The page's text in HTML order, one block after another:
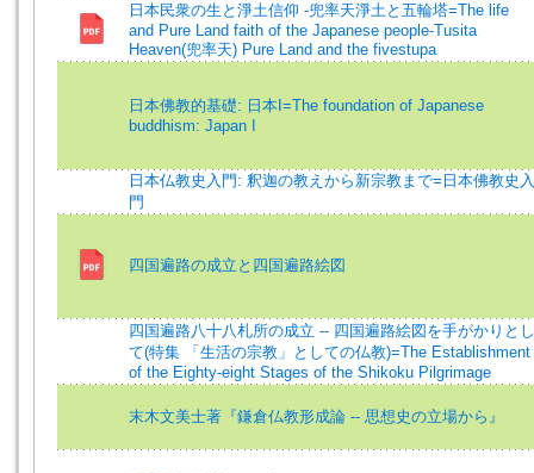
日本民衆の生と淨土信仰 -兜率天淨土と五輪塔=The life
and Pure Land faith of the Japanese people-Tusita
Heaven(兜率天) Pure Land and the fivestupa
日本佛教的基礎: 日本I=The foundation of Japanese
buddhism: Japan I
日本仏教史入門: 釈迦の教えから新宗教まで=日本佛教史入
門
四国遍路の成立と四国遍路絵図
四国遍路八十八札所の成立 -- 四国遍路絵図を手がかりとし
て(特集 「生活の宗教」としての仏教)=The Establishment
of the Eighty-eight Stages of the Shikoku Pilgrimage
末木文美士著『鎌倉仏教形成論 -- 思想史の立場から』